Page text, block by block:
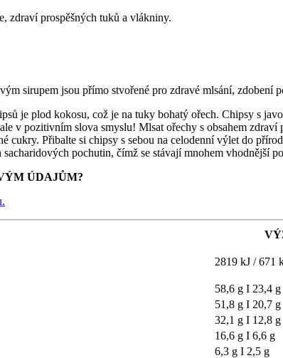
zdraví prospěšných tuků a vlákniny.
sirupem jsou přímo stvořené pro zdravé mlsání,
je plod kokosu, což je na tuky bohatý ořech. Chipsy s
v pozitivním slova smyslu! Mlsat ořechy s obsahem
cukry. Přibalte si chipsy s sebou na celodenní výlet do
pochutin, čímž se stávají mnohem vhodnější
ÚDAJŮM?
2819 kJ / 671
58,6 g I 23,4 g
51,8 g I 20,7 g
32,1 g I 12,8 g
16,6 g I 6,6 g
6,3 g I 2,5 g